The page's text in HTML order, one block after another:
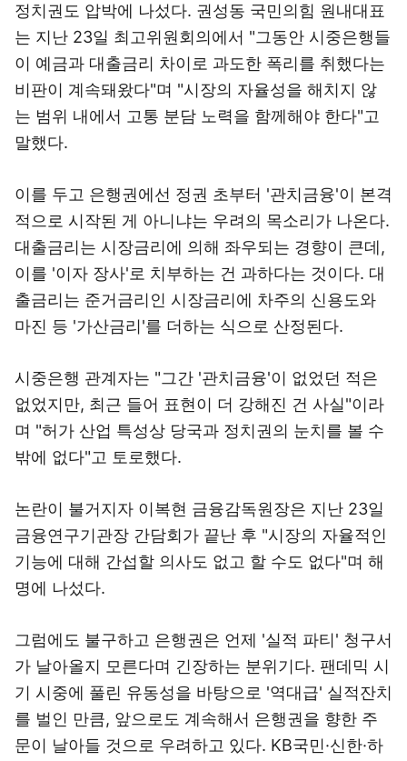
정치권도 압박에 나섰다. 권성동 국민의힘 원내대표
는 지난 23일 최고위원회의에서 "그동안 시중은행들
이 예금과 대출금리 차이로 과도한 폭리를 취했다는
비판이 계속돼왔다"며 "시장의 자율성을 해치지 않
는 범위 내에서 고통 분담 노력을 함께해야 한다"고
말했다.
이를 두고 은행권에선 정권 초부터 '관치금융'이 본격
적으로 시작된 게 아니냐는 우려의 목소리가 나온다.
대출금리는 시장금리에 의해 좌우되는 경향이 큰데,
이를 '이자 장사'로 치부하는 건 과하다는 것이다. 대
출금리는 준거금리인 시장금리에 차주의 신용도와
마진 등 '가산금리'를 더하는 식으로 산정된다.
시중은행 관계자는 "그간 '관치금융'이 없었던 적은
없었지만, 최근 들어 표현이 더 강해진 건 사실"이라
며 "허가 산업 특성상 당국과 정치권의 눈치를 볼 수
밖에 없다"고 토로했다.
논란이 불거지자 이복현 금융감독원장은 지난 23일
금융연구기관장 간담회가 끝난 후 "시장의 자율적인
기능에 대해 간섭할 의사도 없고 할 수도 없다"며 해
명에 나섰다.
그럼에도 불구하고 은행권은 언제 '실적 파티' 청구서
가 날아올지 모른다며 긴장하는 분위기다. 팬데믹 시
기 시중에 풀린 유동성을 바탕으로 '역대급' 실적잔치
를 벌인 만큼, 앞으로도 계속해서 은행권을 향한 주
문이 날아들 것으로 우려하고 있다. KB국민·신한·하